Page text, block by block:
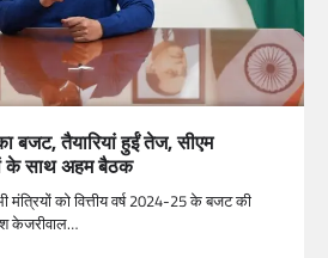
बजट, तैयारियां हुईं तेज, सीएम
के साथ अहम बैठक
को वित्तीय वर्ष 2024-25 के बजट की
केजरीवाल…